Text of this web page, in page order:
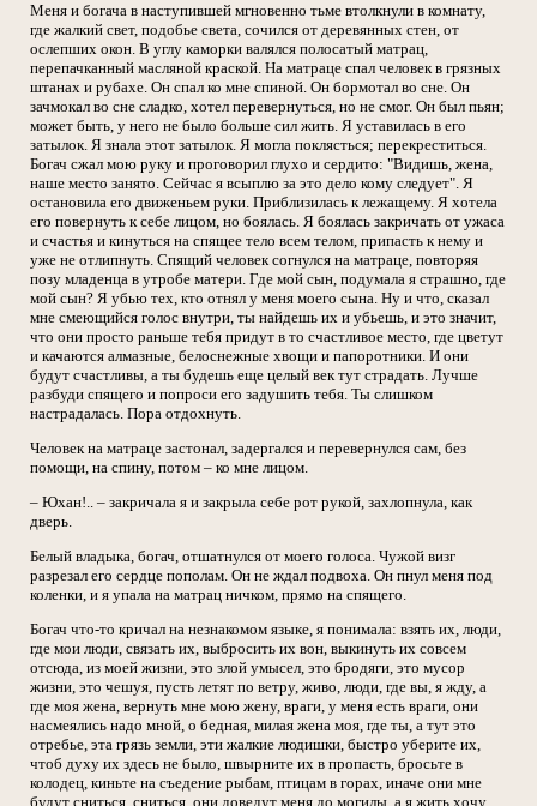
Меня и богача в наступившей мгновенно тьме втолкнули в комнату,
где жалкий свет, подобье света, сочился от деревянных стен, от
ослепших окон. В углу каморки валялся полосатый матрац,
перепачканный масляной краской. На матраце спал человек в грязных
штанах и рубахе. Он спал ко мне спиной. Он бормотал во сне. Он
зачмокал во сне сладко, хотел перевернуться, но не смог. Он был пьян;
может быть, у него не было больше сил жить. Я уставилась в его
затылок. Я знала этот затылок. Я могла поклясться; перекреститься.
Богач сжал мою руку и проговорил глухо и сердито: "Видишь, жена,
наше место занято. Сейчас я всыплю за это дело кому следует". Я
остановила его движеньем руки. Приблизилась к лежащему. Я хотела
его повернуть к себе лицом, но боялась. Я боялась закричать от ужаса
и счастья и кинуться на спящее тело всем телом, припасть к нему и
уже не отлипнуть. Спящий человек согнулся на матраце, повторяя
позу младенца в утробе матери. Где мой сын, подумала я страшно, где
мой сын? Я убью тех, кто отнял у меня моего сына. Ну и что, сказал
мне смеющийся голос внутри, ты найдешь их и убьешь, и это значит,
что они просто раньше тебя придут в то счастливое место, где цветут
и качаются алмазные, белоснежные хвощи и папоротники. И они
будут счастливы, а ты будешь еще целый век тут страдать. Лучше
разбуди спящего и попроси его задушить тебя. Ты слишком
настрадалась. Пора отдохнуть.
Человек на матраце застонал, задергался и перевернулся сам, без
помощи, на спину, потом – ко мне лицом.
– Юхан!.. – закричала я и закрыла себе рот рукой, захлопнула, как
дверь.
Белый владыка, богач, отшатнулся от моего голоса. Чужой визг
разрезал его сердце пополам. Он не ждал подвоха. Он пнул меня под
коленки, и я упала на матрац ничком, прямо на спящего.
Богач что-то кричал на незнакомом языке, я понимала: взять их, люди,
где мои люди, связать их, выбросить их вон, выкинуть их совсем
отсюда, из моей жизни, это злой умысел, это бродяги, это мусор
жизни, это чешуя, пусть летят по ветру, живо, люди, где вы, я жду, а
где моя жена, вернуть мне мою жену, враги, у меня есть враги, они
насмеялись надо мной, о бедная, милая жена моя, где ты, а тут это
отребье, эта грязь земли, эти жалкие людишки, быстро уберите их,
чтоб духу их здесь не было, швырните их в пропасть, бросьте в
колодец, киньте на съедение рыбам, птицам в горах, иначе они мне
будут сниться, сниться, они доведут меня до могилы, а я жить хочу,